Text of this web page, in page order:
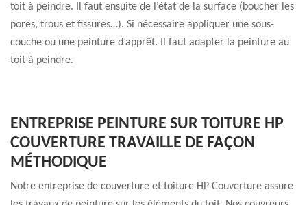
toit à peindre. Il faut ensuite de l’état de la surface (boucher les
pores, trous et fissures…). Si nécessaire appliquer une sous-
couche ou une peinture d’apprêt. Il faut adapter la peinture au
toit à peindre.
ENTREPRISE PEINTURE SUR TOITURE HP
COUVERTURE TRAVAILLE DE FAÇON
MÉTHODIQUE
Notre entreprise de couverture et toiture HP Couverture assure